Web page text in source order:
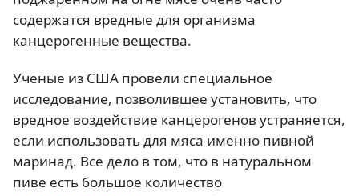
содержатся вредные для организма
канцерогенные вещества.
Ученые из США провели специальное
исследование, позволившее установить, что
вредное воздействие канцерогенов устраняется,
если использовать для мяса именно пивной
маринад. Все дело в том, что в натуральном
пиве есть большое количество